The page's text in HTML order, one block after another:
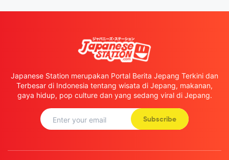
Japanese Station merupakan Portal Berita Jepang Terkini dan
Terbesar di Indonesia tentang wisata di Jepang, makanan,
gaya hidup, pop culture dan yang sedang viral di Jepang.
Subscribe